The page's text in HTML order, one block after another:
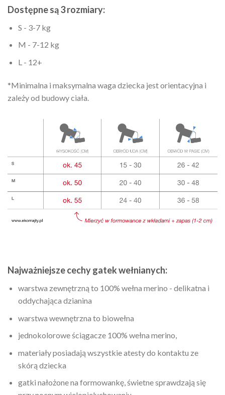
Dostępne są 3 rozmiary:
S - 3-7 kg
M - 7-12 kg
L - 12+
*Minimalna i maksymalna waga dziecka jest orientacyjna i
zależy od budowy ciała.
Najważniejsze cechy gatek wełnianych:
warstwa zewnętrzną to 100% wełna merino - delikatna i
oddychająca dzianina
warstwa wewnętrzna to biowełna
jednokolorowe ściągacze 100% wełna merino,
materiały posiadają wszystkie atesty do kontaktu ze
skórą dziecka
gatki nałożone na formowankę, świetne sprawdzają się